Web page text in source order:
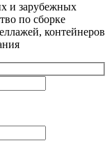
и зарубежных
по сборке
контейнеров